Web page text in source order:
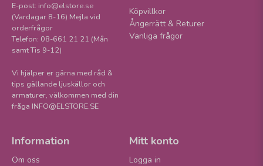
E-post: info@elstore.se
(Vardagar 8-16) Mejla vid
orderfrågor
Telefon: 08-661 21 21 (Mån
samt Tis 9-12)
Vi hjälper er gärna med råd &
tips gällande ljuskällor och
armaturer, välkommen med din
fråga INFO@ELSTORE.SE
Köpvillkor
Ångerrätt & Returer
Vanliga frågor
Information
Om oss
Mitt konto
Logga in